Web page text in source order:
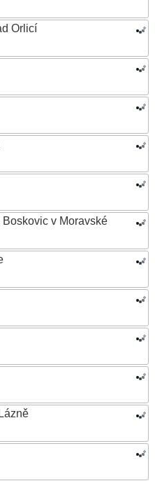
Orlicí
v Moravské